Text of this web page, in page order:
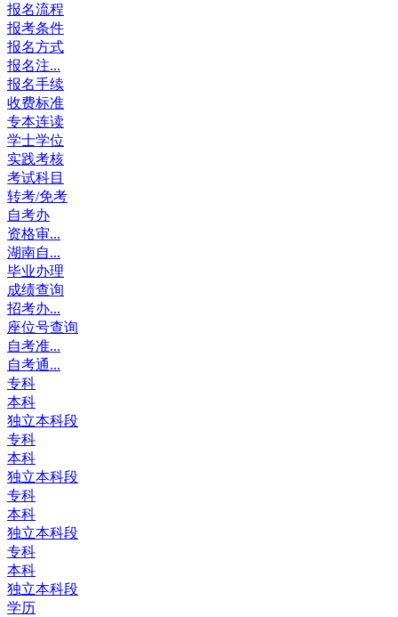
报名流程
报考条件
报名方式
报名注...
报名手续
收费标准
专本连读
学士学位
实践考核
考试科目
转考/免考
自考办
资格审...
湖南自...
毕业办理
成绩查询
招考办...
座位号查询
自考准...
自考通...
专科
本科
独立本科段
专科
本科
独立本科段
专科
本科
独立本科段
专科
本科
独立本科段
学历